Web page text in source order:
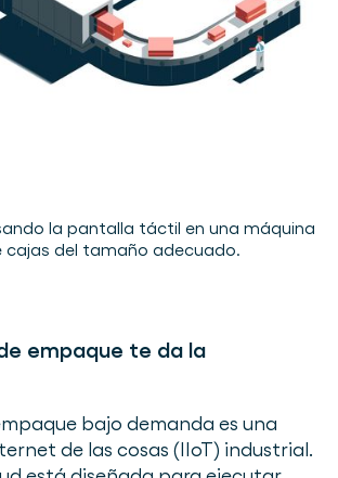
empaque te da la
bajo demanda es una
de las cosas (IIoT) industrial.